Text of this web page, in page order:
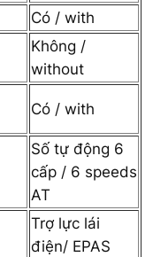
Có / with
Không /
without
Có / with
Số tự động 6
cấp / 6 speeds
AT
Trợ lực lái
điện/ EPAS